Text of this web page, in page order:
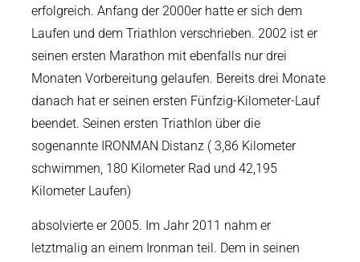
erfolgreich. Anfang der 2000er hatte er sich dem
Laufen und dem Triathlon verschrieben. 2002 ist er
seinen ersten Marathon mit ebenfalls nur drei
Monaten Vorbereitung gelaufen. Bereits drei Monate
danach hat er seinen ersten Fünfzig-Kilometer-Lauf
beendet. Seinen ersten Triathlon über die
sogenannte IRONMAN Distanz ( 3,86 Kilometer
schwimmen, 180 Kilometer Rad und 42,195
Kilometer Laufen)
absolvierte er 2005. Im Jahr 2011 nahm er
letztmalig an einem Ironman teil. Dem in seinen